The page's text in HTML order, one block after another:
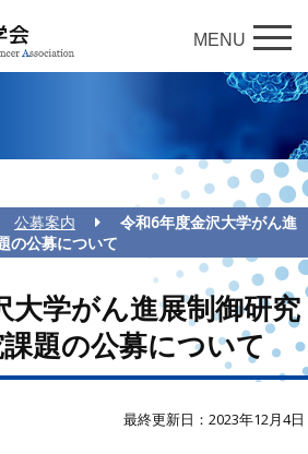
MENU
公募案内
令和6年度金沢大学がん進
の公募について
大学がん進展制御研究
題の公募について
最終更新日：2023年12月4日